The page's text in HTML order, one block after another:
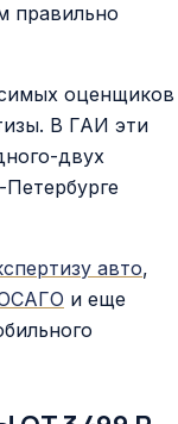
правильно
оценщиков
В ГАИ эти
двух
авто,
и еще